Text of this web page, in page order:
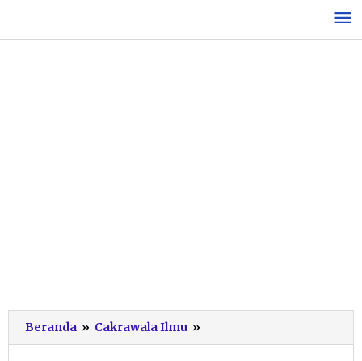
konten
Beranda » Cakrawala Ilmu »
RI